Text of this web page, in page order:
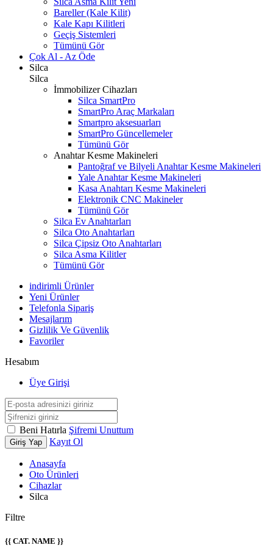
Bareller (Kale Kilit)
Kale Kapı Kilitleri
Geçiş Sistemleri
Tümünü Gör
Çok Al - Az Öde
Silca
Silca
İmmobilizer Cihazları
Silca SmartPro
SmartPro Araç Markaları
Smartpro aksesuarları
SmartPro Güncellemeler
Tümünü Gör
Anahtar Kesme Makineleri
Pantoğraf ve Bilyeli Anahtar Kesme Makineleri
Yale Anahtar Kesme Makineleri
Kasa Anahtarı Kesme Makineleri
Elektronik CNC Makineler
Tümünü Gör
Silca Ev Anahtarları
Silca Oto Anahtarları
Silca Çipsiz Oto Anahtarları
Silca Asma Kilitler
Tümünü Gör
indirimli Ürünler
Yeni Ürünler
Telefonla Sipariş
Mesajlarım
Gizlilik Ve Güvenlik
Favoriler
Hesabım
Üye Girişi
Beni Hatırla Şifremi Unuttum
Giriş Yap Kayıt Ol
Anasayfa
Oto Ürünleri
Cihazlar
Silca
Filtre
{{ CAT. NAME }}